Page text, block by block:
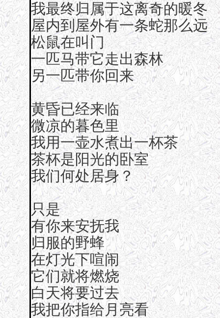
我最终归属于这离奇的暖冬
屋内到屋外有一条蛇那么远
松鼠在叫门
一匹马带它走出森林
另一匹带你回来
黄昏已经来临
微凉的暮色里
我用一壶水煮出一杯茶
茶杯是阳光的卧室
我们何处居身？
只是
有你来安抚我
归服的野蜂
在灯光下喧闹
它们就将燃烧
白天将要过去
我把你指给月亮看